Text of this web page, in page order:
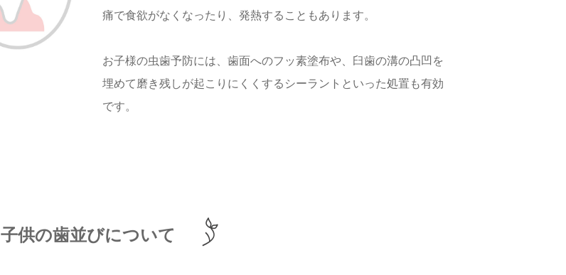
痛で食欲がなくなったり、発熱することもあります。
お子様の虫歯予防には、歯面へのフッ素塗布や、臼歯の溝の凸凹を
埋めて磨き残しが起こりにくくするシーラントといった処置も有効
です。
子供の歯並びについて